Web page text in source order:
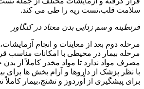
سلامت قلب،تست ریه را طی می کند.
قرنطینه و سم زدایی بدن معتاد در کنگاور
مرحله دوم بعد از معاینات و انجام
مرحله بیمار در محیطی با امکانات مناسب
مصرف مواد ندارد تا مواد مخدر کاملاً از
با نظر پزشک از داروها و آرام بخش ها برای
برای پیشگیری از اُوردوز و تشنج،بیمار